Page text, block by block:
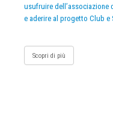
usufruire dell’associazione
e aderire al progetto Club e
Scopri di più